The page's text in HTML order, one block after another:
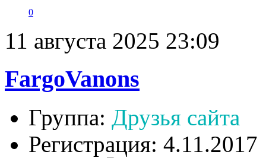
0
11 августа 2025 23:09
FargoVanons
Группа: Друзья сайта
Регистрация: 4.11.2017